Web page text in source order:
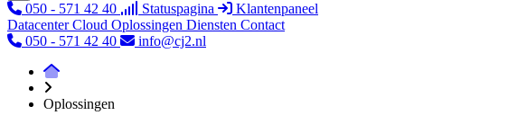
050 - 571 42 40 Statuspagina
Klantenpaneel
Datacenter Cloud Oplossingen Diensten Contact
050 - 571 42 40
info@cj2.nl
Oplossingen